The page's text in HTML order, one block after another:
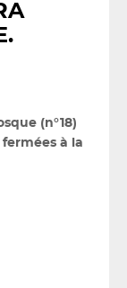
(n°18)
à la